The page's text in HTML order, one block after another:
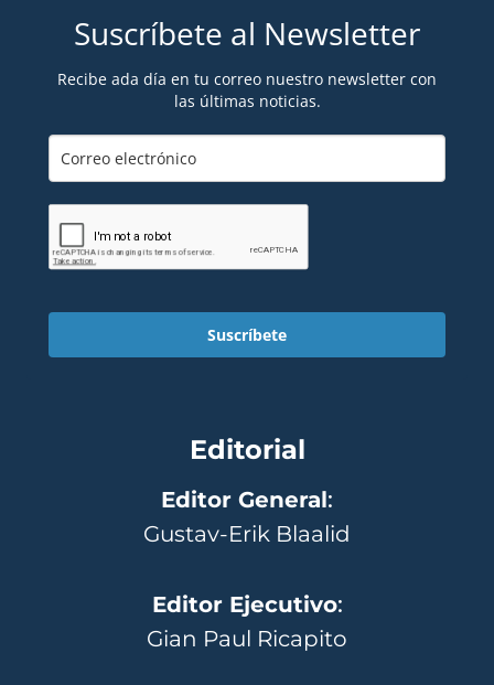
Suscríbete al Newsletter
Recibe ada día en tu correo nuestro newsletter con
las últimas noticias.
Suscríbete
Editorial
Editor General:
Gustav-Erik Blaalid
Editor Ejecutivo:
Gian Paul Ricapito